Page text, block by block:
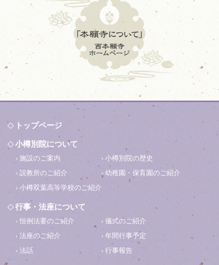
トップページ
小樽別院について
施設のご案内
小樽別院の歴史
説教所のご紹介
幼稚園・保育園のご紹介
小樽双葉高等学校のご紹介
行事・法座について
恒例法要のご紹介
儀式のご紹介
法座のご紹介
年間行事予定
法話
行事報告